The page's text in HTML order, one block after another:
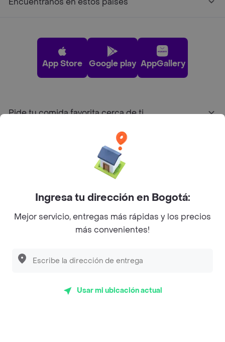
App Store Google play AppGallery
Pide tu comida favorita cerca de ti
Sobre Rappi
Facebook
Twitter
Instagram
©2026Rappi Inc. All rights reserved.
Ingresa tu dirección en Bogotá:
Mejor servicio, entregas más rápidas y los precios
más convenientes!
Usar mi ubicación actual